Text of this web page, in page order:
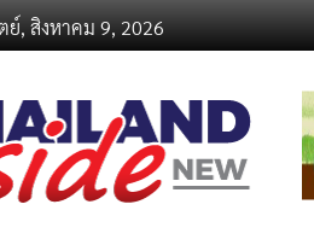
ย์, สิงหาคม 9, 2026